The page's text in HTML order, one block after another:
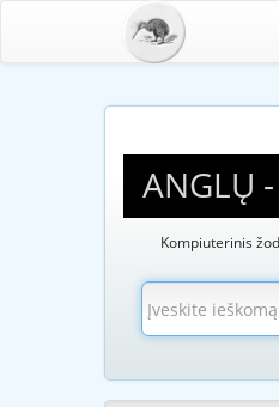
ANGLŲ
Kompiuterinis